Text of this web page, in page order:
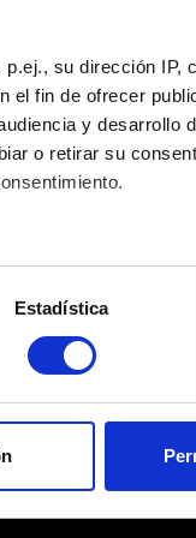
su dirección IP,
el fin de ofrecer
y desarrollo
o retirar su
tener una precisión
y establezca sus
en la Declaración
son opcionales
Para
Estadística
por ejemplo: una